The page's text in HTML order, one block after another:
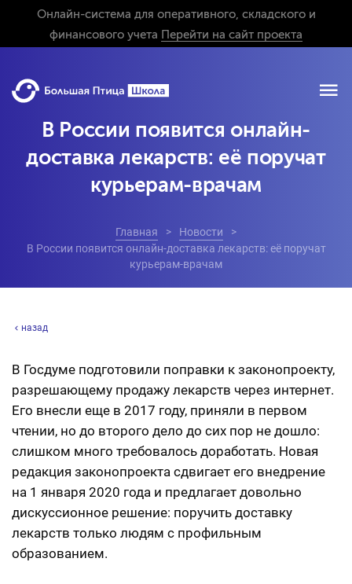
Онлайн-система для оперативного, складского и
финансового учета Перейти на сайт проекта
В России появится онлайн-
доставка лекарств: её поручат
курьерам-врачам
Главная
Новости
В России появится онлайн-доставка лекарств: её поручат
курьерам-врачам
назад
В Госдуме подготовили поправки к законопроекту,
разрешающему продажу лекарств через интернет.
Его внесли еще в 2017 году, приняли в первом
чтении, но до второго дело до сих пор не дошло:
слишком много требовалось доработать. Новая
редакция законопроекта сдвигает его внедрение
на 1 января 2020 года и предлагает довольно
дискуссионное решение: поручить доставку
лекарств только людям с профильным
образованием.